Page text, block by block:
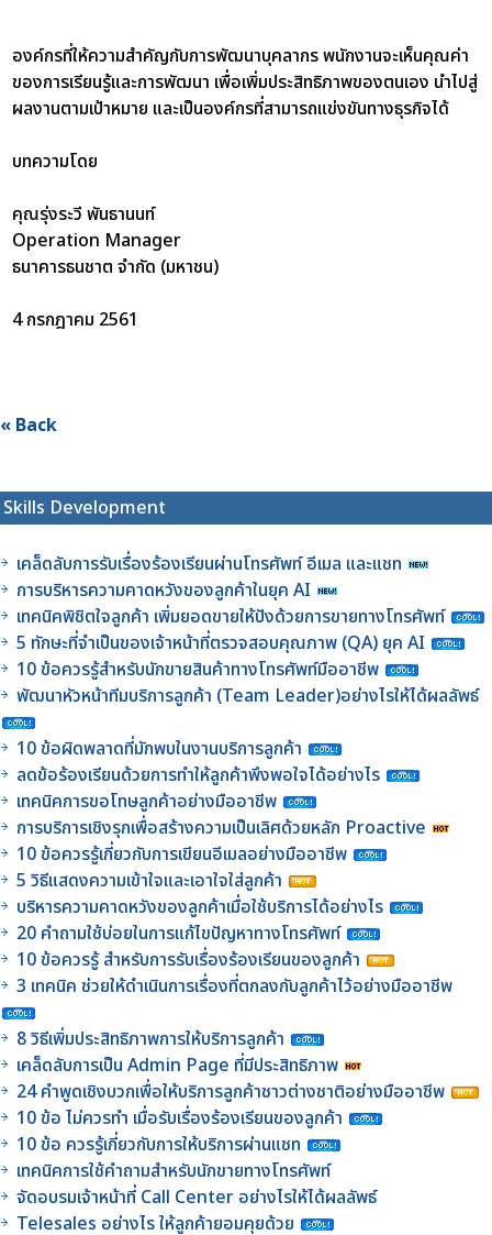
องค์กรที่ให้ความสำคัญกับการพัฒนาบุคลากร พนักงานจะเห็นคุณค่า
ของการเรียนรู้และการพัฒนา เพื่อเพิ่มประสิทธิภาพของตนเอง นำไปสู่
ผลงานตามเป้าหมาย และเป็นองค์กรที่สามารถแข่งขันทางธุรกิจได้
บทความโดย
คุณรุ่งระวี พันธานนท์
Operation Manager
ธนาคารธนชาต จำกัด (มหาชน)
4 กรกฎาคม 2561
« Back
Skills Development
เคล็ดลับการรับเรื่องร้องเรียนผ่านโทรศัพท์ อีเมล และแชท
การบริหารความคาดหวังของลูกค้าในยุค AI
เทคนิคพิชิตใจลูกค้า เพิ่มยอดขายให้ปังด้วยการขายทางโทรศัพท์
5 ทักษะที่จำเป็นของเจ้าหน้าที่ตรวจสอบคุณภาพ (QA) ยุค AI
10 ข้อควรรู้สำหรับนักขายสินค้าทางโทรศัพท์มืออาชีพ
พัฒนาหัวหน้าทีมบริการลูกค้า (Team Leader)อย่างไรให้ได้ผลลัพธ์
10 ข้อผิดพลาดที่มักพบในงานบริการลูกค้า
ลดข้อร้องเรียนด้วยการทำให้ลูกค้าพึงพอใจได้อย่างไร
เทคนิคการขอโทษลูกค้าอย่างมืออาชีพ
การบริการเชิงรุกเพื่อสร้างความเป็นเลิศด้วยหลัก Proactive
10 ข้อควรรู้เกี่ยวกับการเขียนอีเมลอย่างมืออาชีพ
5 วิธีแสดงความเข้าใจและเอาใจใส่ลูกค้า
บริหารความคาดหวังของลูกค้าเมื่อใช้บริการได้อย่างไร
20 คำถามใช้บ่อยในการแก้ไขปัญหาทางโทรศัพท์
10 ข้อควรรู้ สำหรับการรับเรื่องร้องเรียนของลูกค้า
3 เทคนิค ช่วยให้ดำเนินการเรื่องที่ตกลงกับลูกค้าไว้อย่างมืออาชีพ
8 วิธีเพิ่มประสิทธิภาพการให้บริการลูกค้า
เคล็ดลับการเป็น Admin Page ที่มีประสิทธิภาพ
24 คำพูดเชิงบวกเพื่อให้บริการลูกค้าชาวต่างชาติอย่างมืออาชีพ
10 ข้อ ไม่ควรทำ เมื่อรับเรื่องร้องเรียนของลูกค้า
10 ข้อ ควรรู้เกี่ยวกับการให้บริการผ่านแชท
เทคนิคการใช้คำถามสำหรับนักขายทางโทรศัพท์
จัดอบรมเจ้าหน้าที่ Call Center อย่างไรให้ได้ผลลัพธ์
Telesales อย่างไร ให้ลูกค้ายอมคุยด้วย